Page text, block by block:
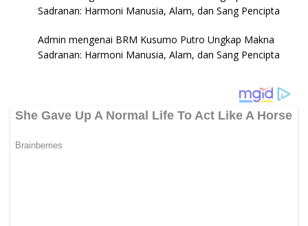
Sadranan: Harmoni Manusia, Alam, dan Sang Pencipta
Admin mengenai BRM Kusumo Putro Ungkap Makna
Sadranan: Harmoni Manusia, Alam, dan Sang Pencipta